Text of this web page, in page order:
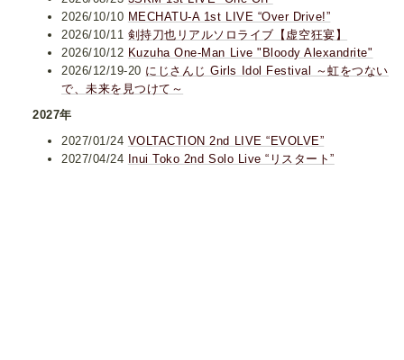
2026/10/10 MECHATU-A 1st LIVE “Over Drive!”
2026/10/11 剣持刀也リアルソロライブ【虚空狂宴】
2026/10/12 Kuzuha One-Man Live "Bloody Alexandrite"
2026/12/19-20 にじさんじ Girls Idol Festival ～虹をつない
で、未来を見つけて～
2027年
2027/01/24 VOLTACTION 2nd LIVE “EVOLVE”
2027/04/24 Inui Toko 2nd Solo Live “リスタート”